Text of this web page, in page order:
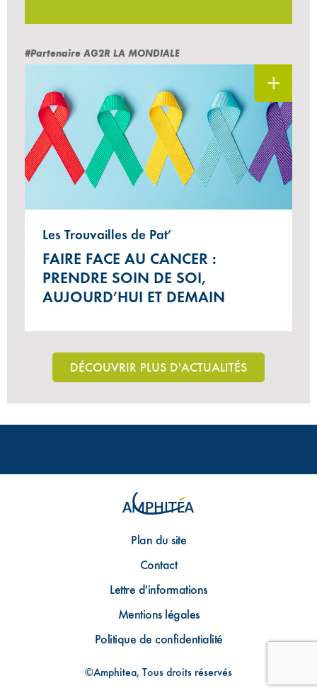
#Partenaire AG2R LA MONDIALE
Les Trouvailles de Pat’
FAIRE FACE AU CANCER :
PRENDRE SOIN DE SOI,
AUJOURD’HUI ET DEMAIN
DÉCOUVRIR PLUS D'ACTUALITÉS
Plan du site
Contact
Lettre d'informations
Mentions légales
Politique de confidentialité
©Amphitea, Tous droits réservés